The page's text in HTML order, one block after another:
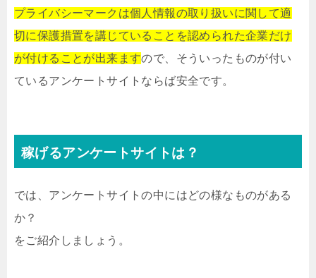
プライバシーマークは個人情報の取り扱いに関して適
切に保護措置を講じていることを認められた企業だけ
が付けることが出来ますので、そういったものが付い
ているアンケートサイトならば安全です。
稼げるアンケートサイトは？
では、アンケートサイトの中にはどの様なものがある
か？
をご紹介しましょう。